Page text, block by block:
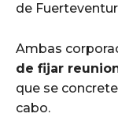
de
Ambas
de fijar
que se
cabo.